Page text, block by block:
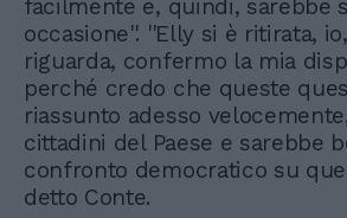
facilmente e, quindi, sarebbe
occasione''. ''Elly si è ritirata,
riguarda, confermo la mia
perché credo che queste
riassunto adesso
cittadini del Paese e sarebbe
confronto democratico su
detto Conte.